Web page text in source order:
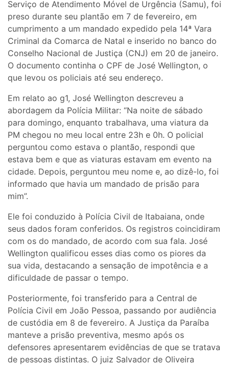
Serviço de Atendimento Móvel de Urgência (Samu), foi
preso durante seu plantão em 7 de fevereiro, em
cumprimento a um mandado expedido pela 14ª Vara
Criminal da Comarca de Natal e inserido no banco do
Conselho Nacional de Justiça (CNJ) em 20 de janeiro.
O documento continha o CPF de José Wellington, o
que levou os policiais até seu endereço.
Em relato ao g1, José Wellington descreveu a
abordagem da Polícia Militar: “Na noite de sábado
para domingo, enquanto trabalhava, uma viatura da
PM chegou no meu local entre 23h e 0h. O policial
perguntou como estava o plantão, respondi que
estava bem e que as viaturas estavam em evento na
cidade. Depois, perguntou meu nome e, ao dizê-lo, foi
informado que havia um mandado de prisão para
mim”.
Ele foi conduzido à Polícia Civil de Itabaiana, onde
seus dados foram conferidos. Os registros coincidiram
com os do mandado, de acordo com sua fala. José
Wellington qualificou esses dias como os piores da
sua vida, destacando a sensação de impotência e a
dificuldade de passar o tempo.
Posteriormente, foi transferido para a Central de
Polícia Civil em João Pessoa, passando por audiência
de custódia em 8 de fevereiro. A Justiça da Paraíba
manteve a prisão preventiva, mesmo após os
defensores apresentarem evidências de que se tratava
de pessoas distintas. O juiz Salvador de Oliveira